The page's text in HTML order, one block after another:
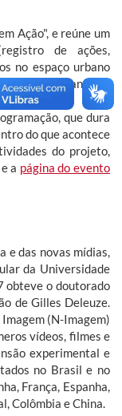
Ação", e reúne um
de ações,
no espaço urbano
vida cotidiana.
que dura
do que acontece
do projeto,
e a página do evento
e das novas mídias,
da Universidade
obteve o doutorado
de Gilles Deleuze.
(N-Imagem)
vídeos, filmes e
experimental e
no Brasil e no
França, Espanha,
Colômbia e China.